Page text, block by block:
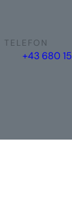
TELEFON
+43 680